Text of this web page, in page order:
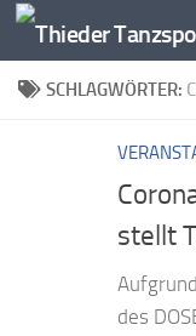
Zum Inhalt
SCHLAGWÖRTER:
stellt
des